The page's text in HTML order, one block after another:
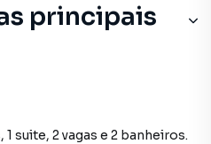
principais
suite, 2 vagas e 2 banheiros.